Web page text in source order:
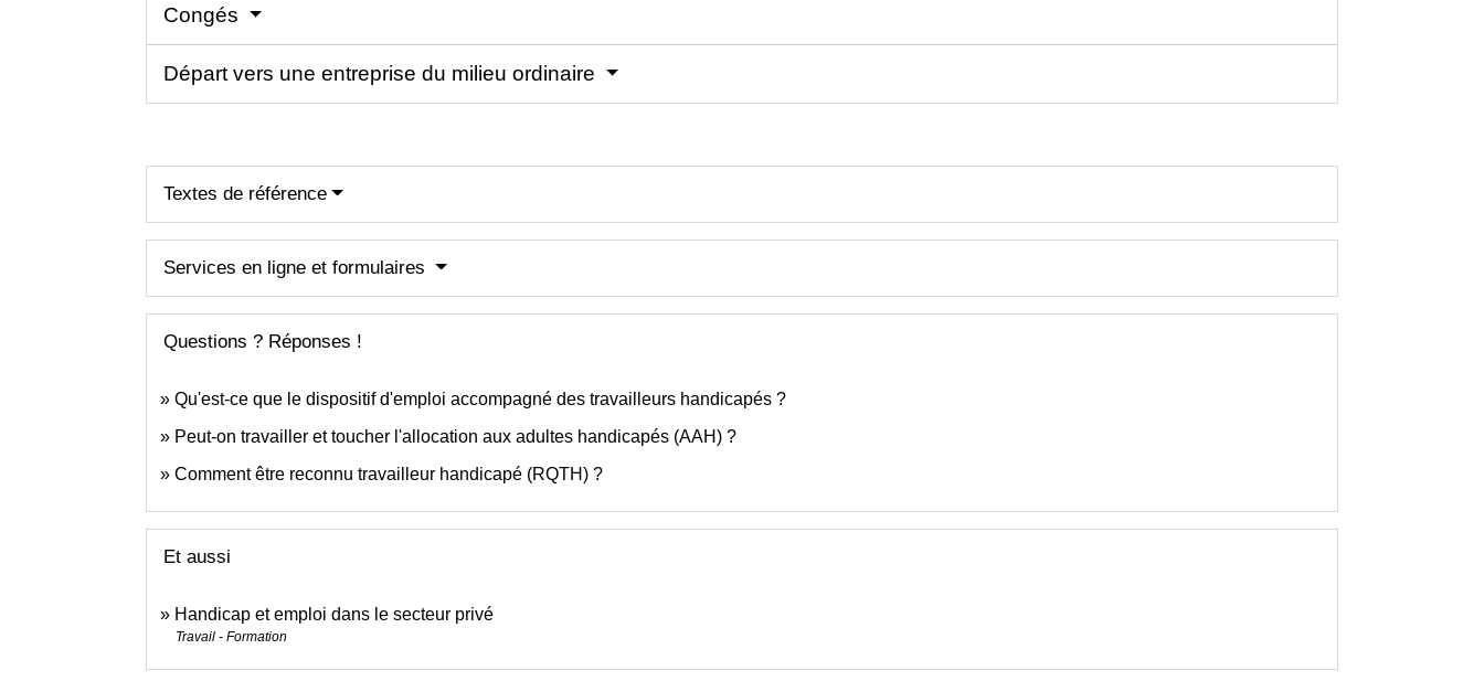
Congés
Départ vers une entreprise du milieu ordinaire
Textes de référence
Services en ligne et formulaires
Questions ? Réponses !
Qu'est-ce que le dispositif d'emploi accompagné des travailleurs handicapés ?
Peut-on travailler et toucher l'allocation aux adultes handicapés (AAH) ?
Comment être reconnu travailleur handicapé (RQTH) ?
Et aussi
Handicap et emploi dans le secteur privé
Travail - Formation